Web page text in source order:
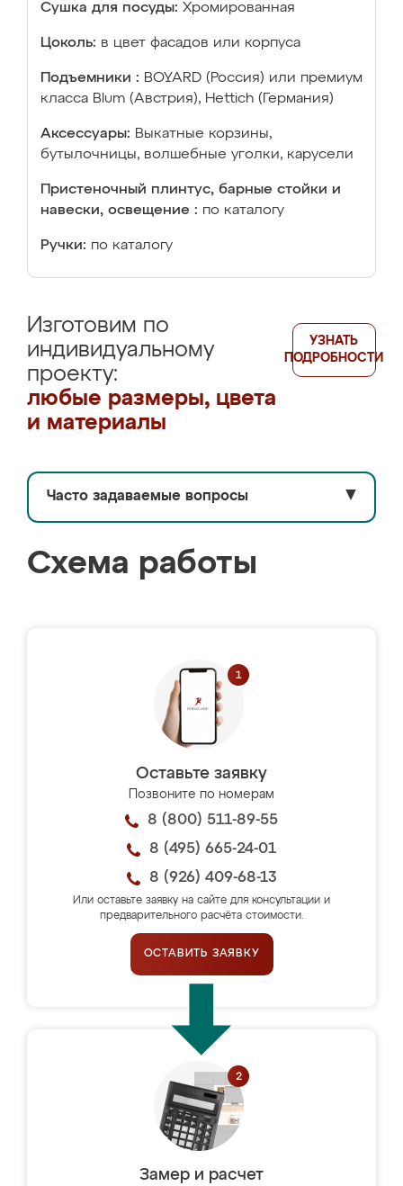
Сушка для посуды: Хромированная
Цоколь: в цвет фасадов или корпуса
Подъемники : BOYARD (Россия) или премиум
класса Blum (Австрия), Hettich (Германия)
Аксессуары: Выкатные корзины,
бутылочницы, волшебные уголки, карусели
Пристеночный плинтус, барные стойки и
навески, освещение : по каталогу
Ручки: по каталогу
Изготовим по
индивидуальному
проекту:
любые размеры, цвета
и материалы
УЗНАТЬ
ПОДРОБНОСТИ
Часто задаваемые вопросы ▼
Схема работы
Оставьте заявку
Позвоните по номерам
8 (800) 511-89-55
8 (495) 665-24-01
8 (926) 409-68-13
Или оставьте заявку на сайте для консультации и
предварительного расчёта стоимости.
ОСТАВИТЬ ЗАЯВКУ
Замер и расчет